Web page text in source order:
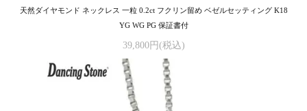
天然ダイヤモンド ネックレス 一粒 0.2ct フクリン留め ベゼルセッティング K18
YG WG PG 保証書付
39,800円(税込)